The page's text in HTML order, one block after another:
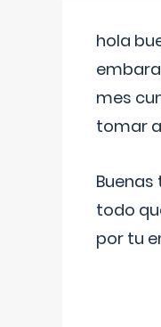
hola
mes
tomar
Buenas
todo
por tu